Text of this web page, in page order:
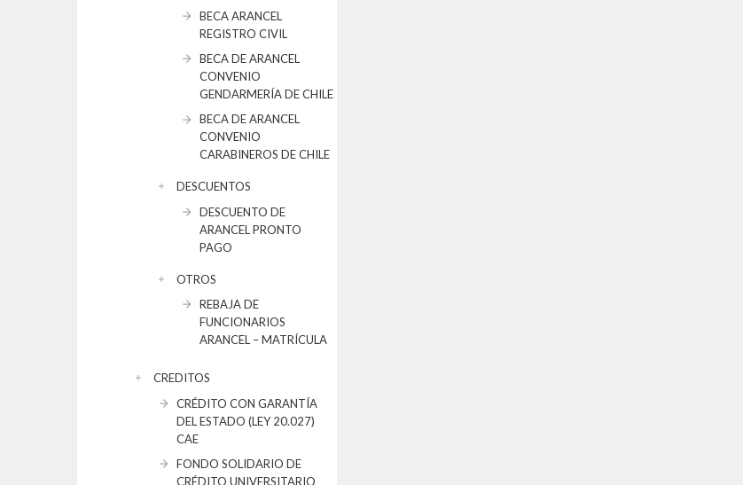
BECA ARANCEL
REGISTRO CIVIL
BECA DE ARANCEL
CONVENIO
GENDARMERÍA DE CHILE
BECA DE ARANCEL
CONVENIO
CARABINEROS DE CHILE
DESCUENTOS
DESCUENTO DE
ARANCEL PRONTO
PAGO
OTROS
REBAJA DE
FUNCIONARIOS
ARANCEL – MATRÍCULA
CREDITOS
CRÉDITO CON GARANTÍA
DEL ESTADO (LEY 20.027)
CAE
FONDO SOLIDARIO DE
CRÉDITO UNIVERSITARIO